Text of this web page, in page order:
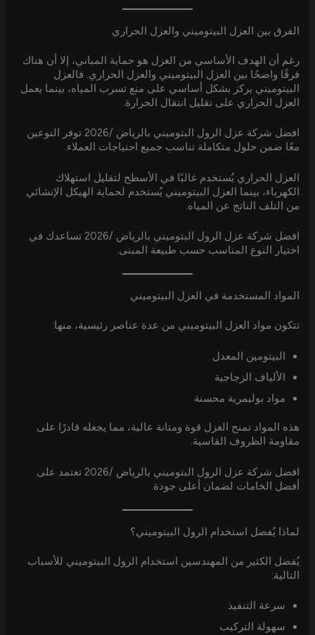
الفرق بين العزل البيتوميني والعزل الحراري
رغم أن الهدف الأساسي من العزل هو حماية المباني، إلا أن هناك
فرقًا واضحًا بين العزل البيتوميني والعزل الحراري. فالعزل
البيتوميني يركز بشكل أساسي على منع تسرب المياه، بينما يعمل
العزل الحراري على تقليل انتقال الحرارة.
افضل شركة عزل الرول البتوميني بالرياض /2026 توفر النوعين
معًا ضمن حلول متكاملة تناسب جميع احتياجات العملاء.
العزل الحراري يُستخدم غالبًا في الأسطح لتقليل استهلاك
الكهرباء، بينما العزل البيتوميني يُستخدم لحماية الهيكل الإنشائي
من التلف الناتج عن المياه.
افضل شركة عزل الرول البتوميني بالرياض /2026 تساعدك في
اختيار النوع المناسب حسب طبيعة المبنى.
المواد المستخدمة في العزل البيتوميني
تتكون مواد العزل البيتوميني من عدة عناصر رئيسية، منها:
البيتومين المعدل
الألياف الزجاجية
مواد بوليمرية محسنة
هذه المواد تمنح العزل قوة ومتانة عالية، مما يجعله قادرًا على
مقاومة الظروف القاسية.
افضل شركة عزل الرول البتوميني بالرياض /2026 تعتمد على
أفضل الخامات لضمان أعلى جودة.
لماذا يُفضل استخدام الرول البيتوميني؟
يُفضل الكثير من المهندسين استخدام الرول البيتوميني للأسباب
التالية:
سرعة التنفيذ
سهولة التركيب